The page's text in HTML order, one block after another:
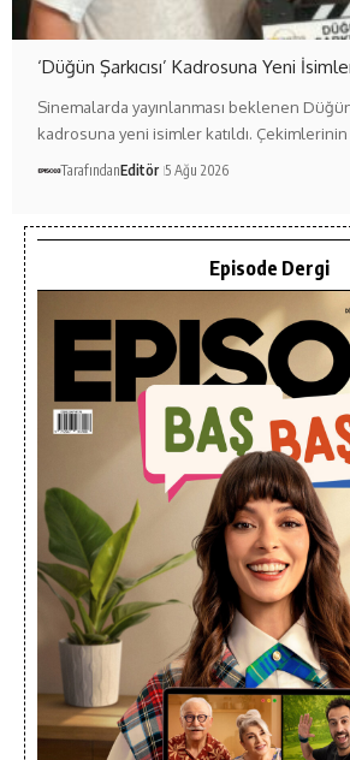
‘Düğün Şarkıcısı’ Kadrosuna Yeni
Sinemalarda yayınlanması beklenen Düğün
kadrosuna yeni isimler katıldı.
TarafındanEditör 5 Ağu 2026
Episode Dergi